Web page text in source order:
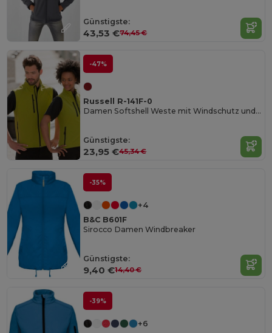
Günstigste:
43,53 €74,45 €
-47%
Russell R-141F-0
Damen Softshell Weste mit Windschutz und Wasserschutz
Günstigste:
23,95 €45,34 €
-35%
+4
B&C B601F
Sirocco Damen Windbreaker
Günstigste:
9,40 €14,40 €
-39%
+6